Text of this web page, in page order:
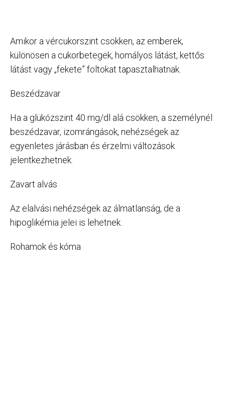
Amikor a vércukorszint csökken, az emberek,
különösen a cukorbetegek, homályos látást, kettős
látást vagy „fekete” foltokat tapasztalhatnak.
Beszédzavar
Ha a glükózszint 40 mg/dl alá csökken, a személynél
beszédzavar, izomrángások, nehézségek az
egyenletes járásban és érzelmi változások
jelentkezhetnek.
Zavart alvás
Az elalvási nehézségek az álmatlanság, de a
hipoglikémia jelei is lehetnek.
Rohamok és kóma